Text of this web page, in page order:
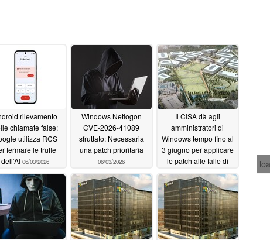
rilevamento
chiamate false:
utilizza RCS
fermare le truffe
dell'AI 06/03/2026
Windows Netlogon
CVE-2026-41089
sfruttato: Necessaria
una patch prioritaria
06/03/2026
Il CISA dà agli
amministratori di
Windows tempo fino al
3 giugno per applicare
le patch alle falle di
Defender06/01/2026